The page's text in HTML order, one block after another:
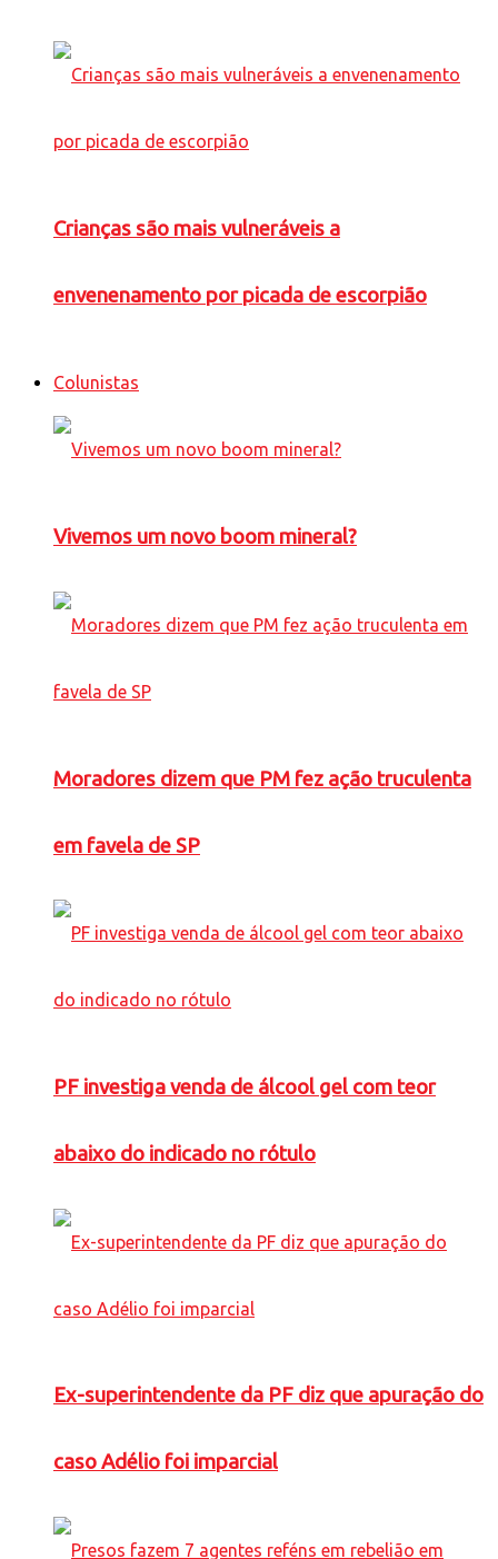
Crianças são mais vulneráveis a
envenenamento por picada de escorpião
Colunistas
Vivemos um novo boom mineral?
Moradores dizem que PM fez ação truculenta
em favela de SP
PF investiga venda de álcool gel com teor
abaixo do indicado no rótulo
Ex-superintendente da PF diz que apuração do
caso Adélio foi imparcial